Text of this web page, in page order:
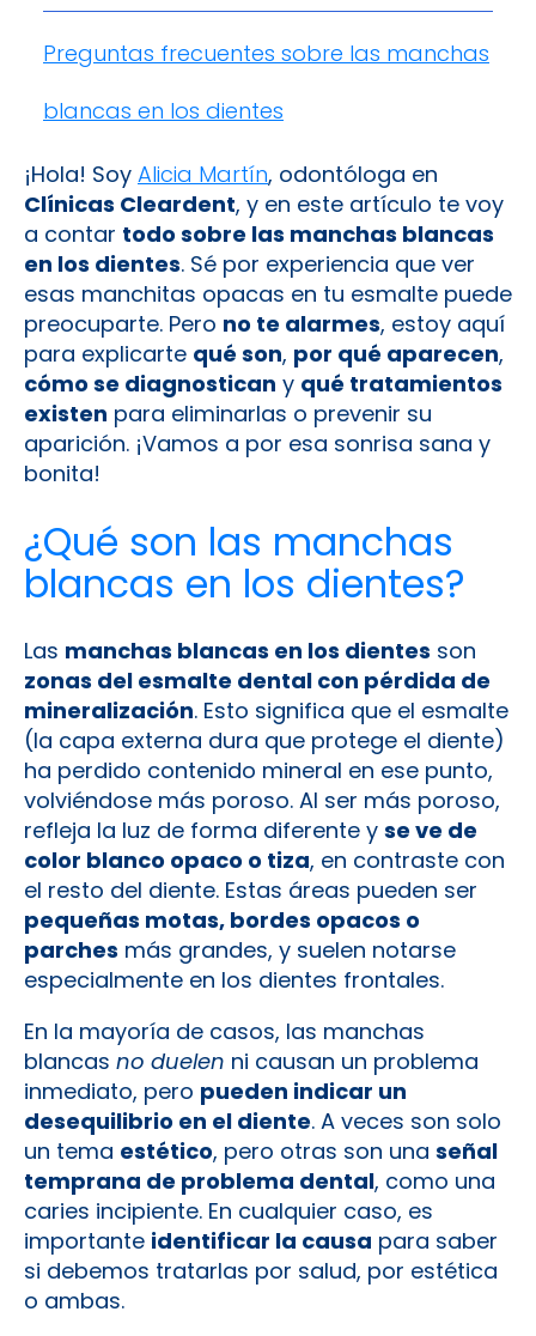
¡Hola! Soy Alicia Martín, odontóloga en
Clínicas Cleardent, y en este artículo te voy
a contar todo sobre las manchas blancas
en los dientes. Sé por experiencia que ver
esas manchitas opacas en tu esmalte puede
preocuparte. Pero no te alarmes, estoy aquí
para explicarte qué son, por qué aparecen,
cómo se diagnostican y qué tratamientos
existen para eliminarlas o prevenir su
aparición. ¡Vamos a por esa sonrisa sana y
bonita!
¿Qué son las manchas
blancas en los dientes?
Las manchas blancas en los dientes son
zonas del esmalte dental con pérdida de
mineralización. Esto significa que el esmalte
(la capa externa dura que protege el diente)
ha perdido contenido mineral en ese punto,
volviéndose más poroso. Al ser más poroso,
refleja la luz de forma diferente y se ve de
color blanco opaco o tiza, en contraste con
el resto del diente. Estas áreas pueden ser
pequeñas motas, bordes opacos o
parches más grandes, y suelen notarse
especialmente en los dientes frontales.
En la mayoría de casos, las manchas
blancas no duelen ni causan un problema
inmediato, pero pueden indicar un
desequilibrio en el diente. A veces son solo
un tema estético, pero otras son una señal
temprana de problema dental, como una
caries incipiente. En cualquier caso, es
importante identificar la causa para saber
si debemos tratarlas por salud, por estética
o ambas.
Preguntas frecuentes sobre las manchas
blancas en los dientes